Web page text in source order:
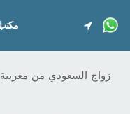
مكتب
زواج السعودي من مغربية